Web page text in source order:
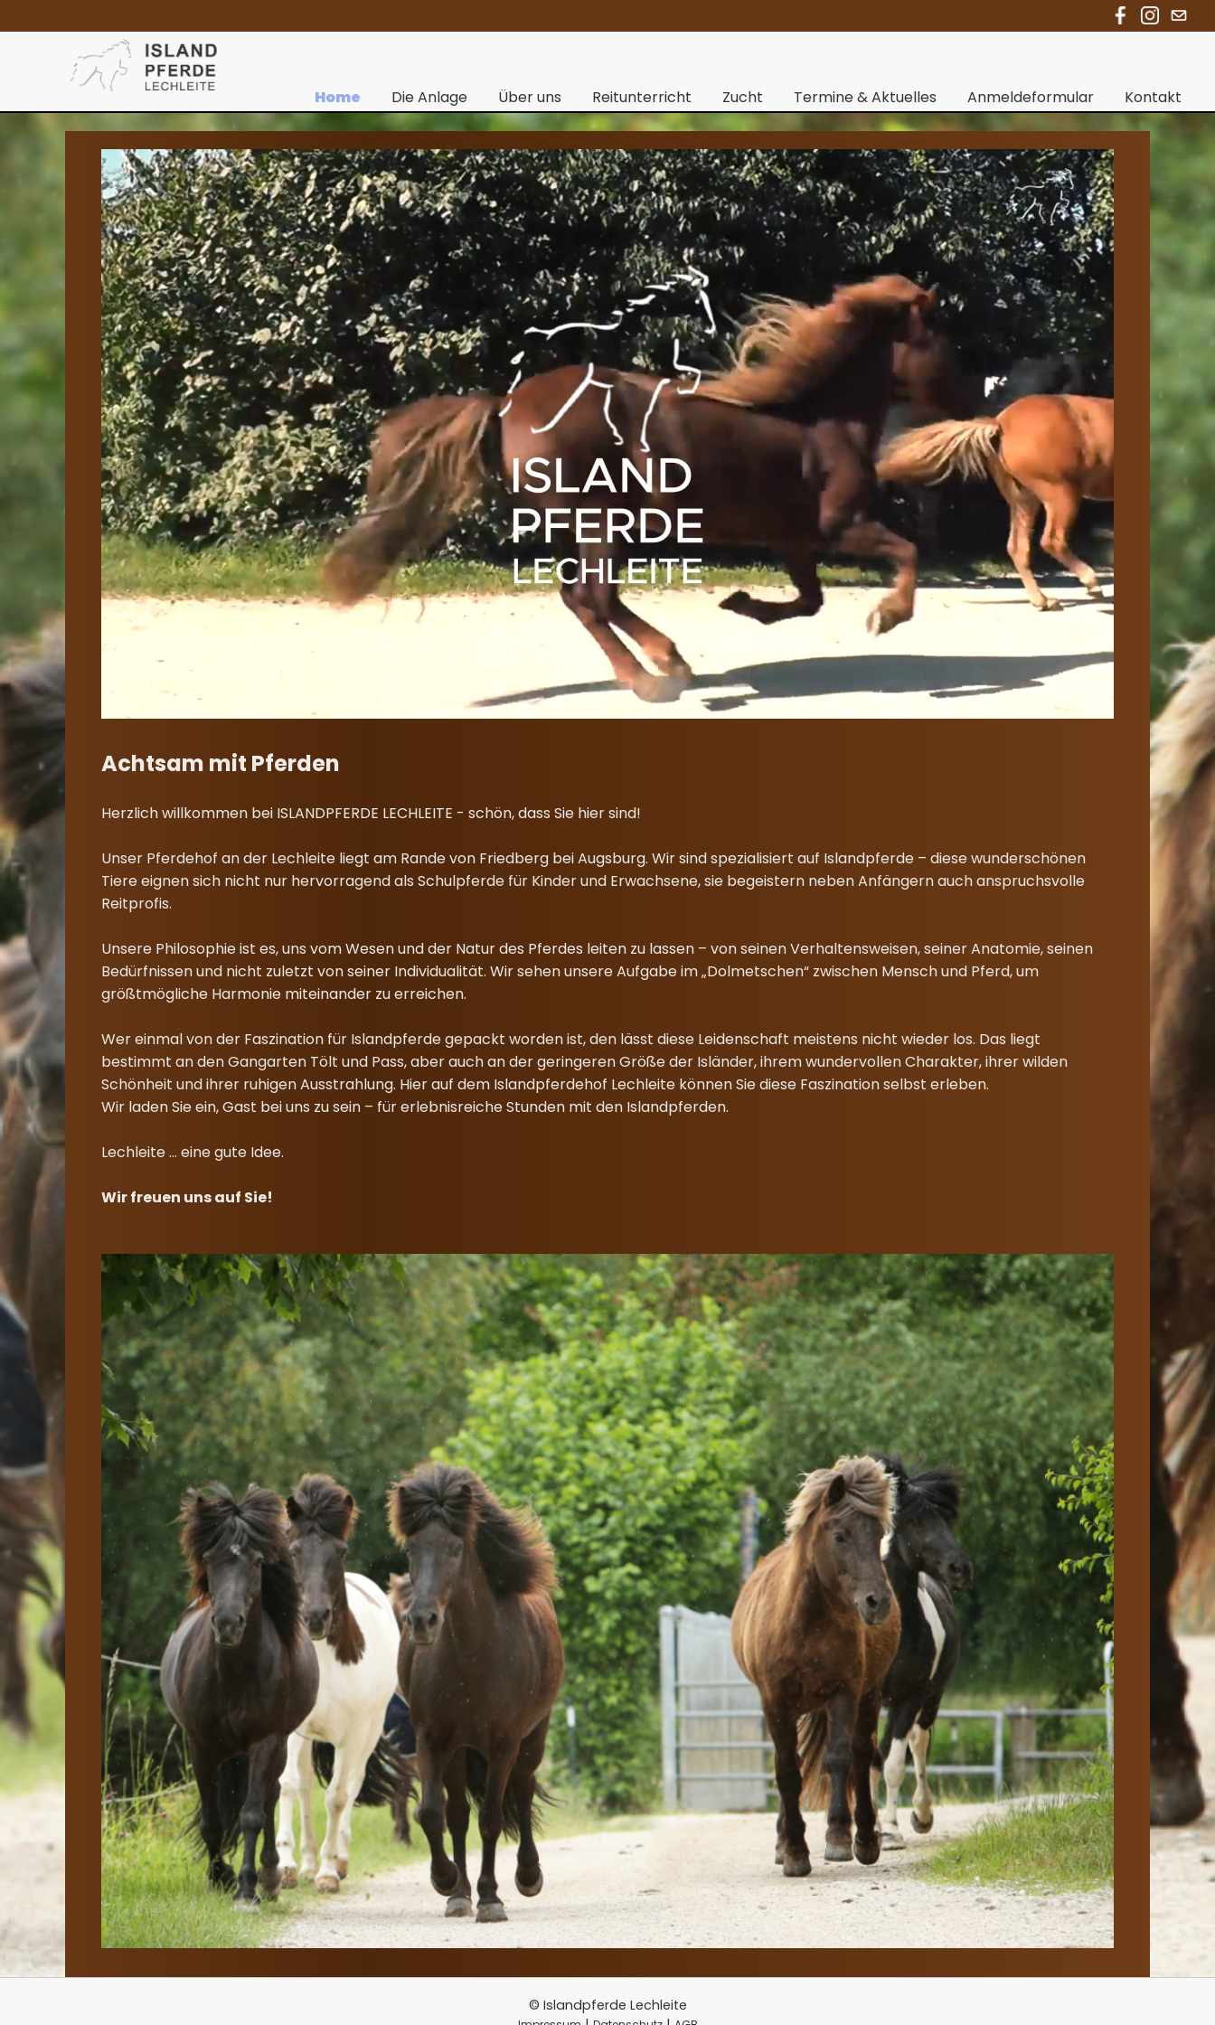
Home Die Anlage Über uns Reitunterricht Zucht Termine & Aktuelles Anmeldeformular Kontakt
Achtsam mit Pferden
Herzlich willkommen bei ISLANDPFERDE LECHLEITE - schön, dass Sie hier sind!
Unser Pferdehof an der Lechleite liegt am Rande von Friedberg bei Augsburg. Wir sind spezialisiert auf Islandpferde – diese wunderschönen
Tiere eignen sich nicht nur hervorragend als Schulpferde für Kinder und Erwachsene, sie begeistern neben Anfängern auch anspruchsvolle
Reitprofis.
Unsere Philosophie ist es, uns vom Wesen und der Natur des Pferdes leiten zu lassen – von seinen Verhaltensweisen, seiner Anatomie, seinen
Bedürfnissen und nicht zuletzt von seiner Individualität. Wir sehen unsere Aufgabe im „Dolmetschen“ zwischen Mensch und Pferd, um
größtmögliche Harmonie miteinander zu erreichen.
Wer einmal von der Faszination für Islandpferde gepackt worden ist, den lässt diese Leidenschaft meistens nicht wieder los. Das liegt
bestimmt an den Gangarten Tölt und Pass, aber auch an der geringeren Größe der Isländer, ihrem wundervollen Charakter, ihrer wilden
Schönheit und ihrer ruhigen Ausstrahlung. Hier auf dem Islandpferdehof Lechleite können Sie diese Faszination selbst erleben.
Wir laden Sie ein, Gast bei uns zu sein – für erlebnisreiche Stunden mit den Islandpferden.
Lechleite ... eine gute Idee.
Wir freuen uns auf Sie!
© Islandpferde Lechleite